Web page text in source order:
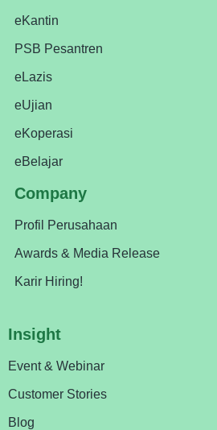
eKantin
PSB Pesantren
eLazis
eUjian
eKoperasi
eBelajar
Company
Profil Perusahaan
Awards & Media Release
Karir Hiring!
Insight
Event & Webinar
Customer Stories
Blog